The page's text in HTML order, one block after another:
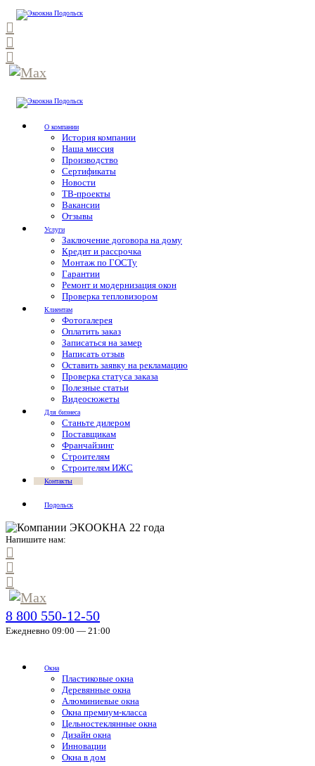
О компании
История компании
Наша миссия
Производство
Сертификаты
Новости
ТВ-проекты
Вакансии
Отзывы
Услуги
Заключение договора на дому
Кредит и рассрочка
Монтаж по ГОСТу
Гарантии
Ремонт и модернизация окон
Проверка тепловизором
Клиентам
Фотогалерея
Оплатить заказ
Записаться на замер
Написать отзыв
Оставить заявку на рекламацию
Проверка статуса заказа
Полезные статьи
Видеосюжеты
Для бизнеса
Станьте дилером
Поставщикам
Франчайзинг
Строителям
Строителям ИЖС
Контакты
Подольск
Напишите нам:
8 800 550-12-50
Ежедневно 09:00 — 21:00
Окна
Пластиковые окна
Деревянные окна
Алюминиевые окна
Окна премиум-класса
Цельностеклянные окна
Дизайн окна
Инновации
Окна в дом